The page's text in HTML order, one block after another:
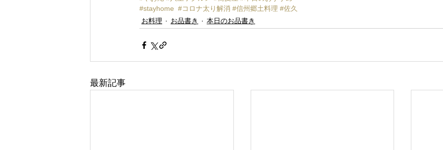
#stayhome #コロナ太り解消 #信州郷土料理 #佐久
お料理
お品書き 本日のお品書き
最新記事